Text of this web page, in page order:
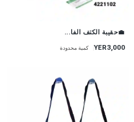
💼حقيبة الكتف الفا...
YER3,000 كمية محدودة